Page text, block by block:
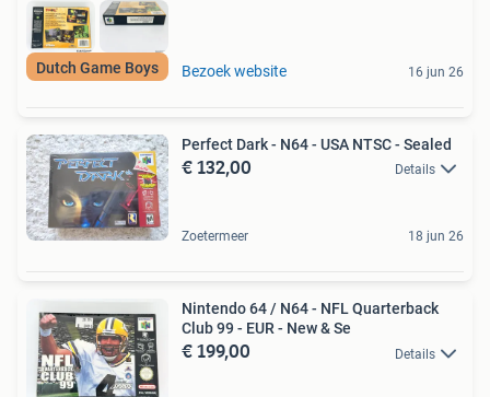
Dutch Game Boys Bezoek website 16 jun 26
Perfect Dark - N64 - USA NTSC - Sealed
€ 132,00 Details
Zoetermeer 18 jun 26
Nintendo 64 / N64 - NFL Quarterback
Club 99 - EUR - New & Se
€ 199,00 Details